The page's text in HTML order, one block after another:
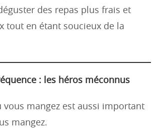
des repas plus frais et
tout en étant soucieux de la
: les héros méconnus
vous mangez est aussi important
mangez.